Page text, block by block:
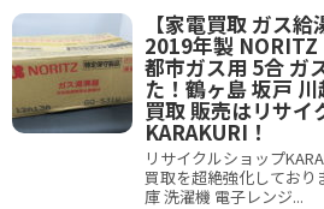
【家電買取 ガス給
2019年製
都市ガス用 5合 ガ
た！鶴ヶ島 坂戸
買取 販売はリサイ
KARAKURI！
リサイクルショップ
買取を超絶強化しており
庫 洗濯機 電子レンジ...